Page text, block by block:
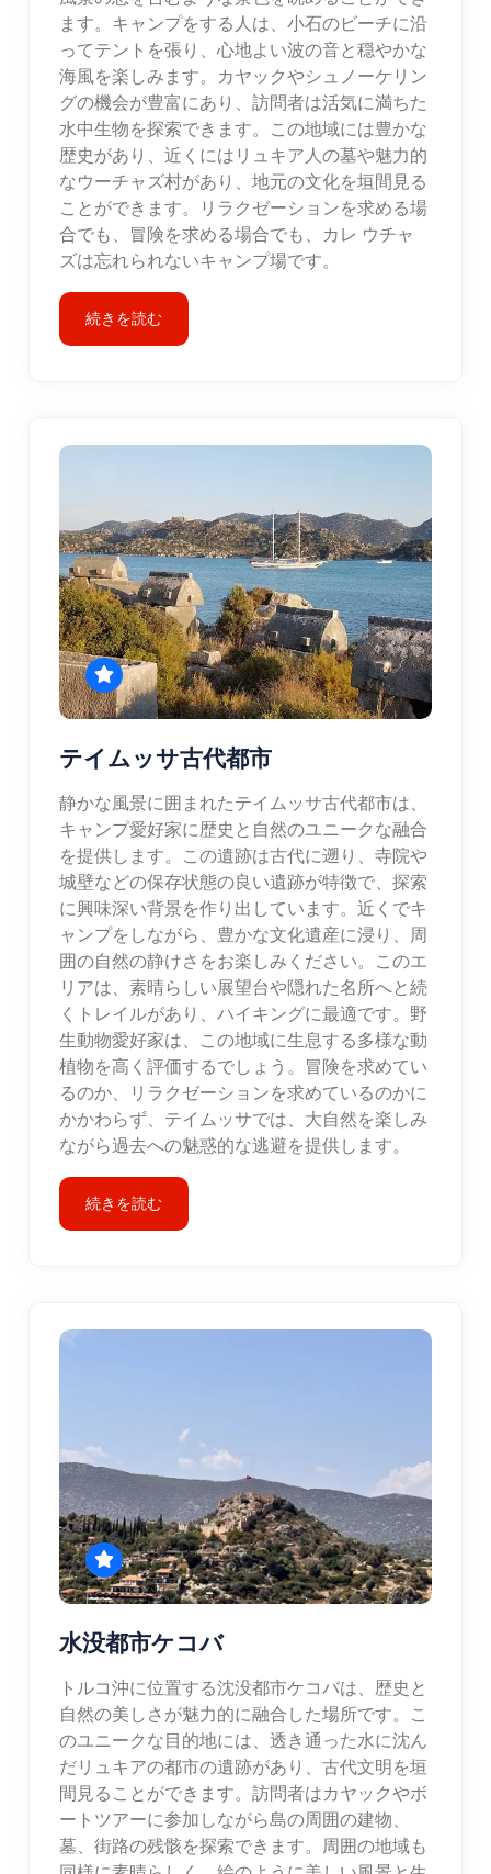
ます。キャンプをする人は、小石のビーチに沿
ってテントを張り、心地よい波の音と穏やかな
海風を楽しみます。カヤックやシュノーケリン
グの機会が豊富にあり、訪問者は活気に満ちた
水中生物を探索できます。この地域には豊かな
歴史があり、近くにはリュキア人の墓や魅力的
なウーチャズ村があり、地元の文化を垣間見る
ことができます。リラクゼーションを求める場
合でも、冒険を求める場合でも、カレ ウチャ
ズは忘れられないキャンプ場です。
続きを読む
テイムッサ古代都市
静かな風景に囲まれたテイムッサ古代都市は、
キャンプ愛好家に歴史と自然のユニークな融合
を提供します。この遺跡は古代に遡り、寺院や
城壁などの保存状態の良い遺跡が特徴で、探索
に興味深い背景を作り出しています。近くでキ
ャンプをしながら、豊かな文化遺産に浸り、周
囲の自然の静けさをお楽しみください。このエ
リアは、素晴らしい展望台や隠れた名所へと続
くトレイルがあり、ハイキングに最適です。野
生動物愛好家は、この地域に生息する多様な動
植物を高く評価するでしょう。冒険を求めてい
るのか、リラクゼーションを求めているのかに
かかわらず、テイムッサでは、大自然を楽しみ
ながら過去への魅惑的な逃避を提供します。
続きを読む
水没都市ケコバ
トルコ沖に位置する沈没都市ケコバは、歴史と
自然の美しさが魅力的に融合した場所です。こ
のユニークな目的地には、透き通った水に沈ん
だリュキアの都市の遺跡があり、古代文明を垣
間見ることができます。訪問者はカヤックやボ
ートツアーに参加しながら島の周囲の建物、
墓、街路の残骸を探索できます。周囲の地域も